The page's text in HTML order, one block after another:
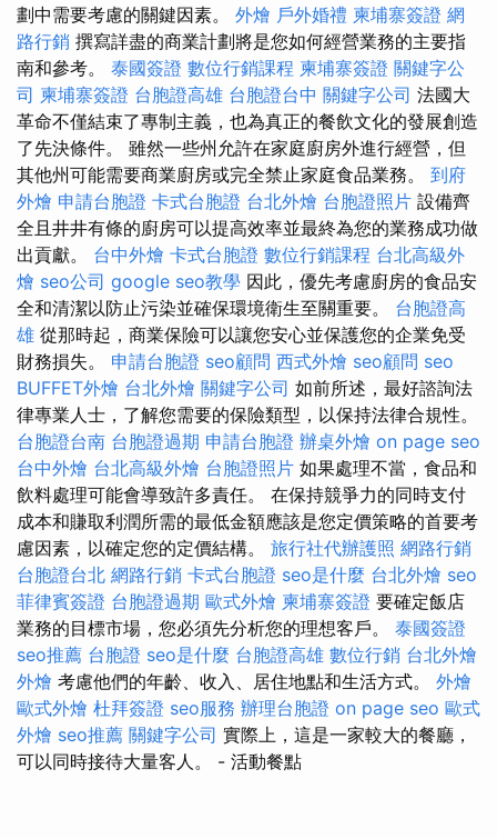
劃中需要考慮的關鍵因素。 外燴 戶外婚禮 柬埔寨簽證 網
路行銷 撰寫詳盡的商業計劃將是您如何經營業務的主要指
南和參考。 泰國簽證 數位行銷課程 柬埔寨簽證 關鍵字公
司 柬埔寨簽證 台胞證高雄 台胞證台中 關鍵字公司 法國大
革命不僅結束了專制主義，也為真正的餐飲文化的發展創造
了先決條件。 雖然一些州允許在家庭廚房外進行經營，但
其他州可能需要商業廚房或完全禁止家庭食品業務。 到府
外燴 申請台胞證 卡式台胞證 台北外燴 台胞證照片 設備齊
全且井井有條的廚房可以提高效率並最終為您的業務成功做
出貢獻。 台中外燴 卡式台胞證 數位行銷課程 台北高級外
燴 seo公司 google seo教學 因此，優先考慮廚房的食品安
全和清潔以防止污染並確保環境衛生至關重要。 台胞證高
雄 從那時起，商業保險可以讓您安心並保護您的企業免受
財務損失。 申請台胞證 seo顧問 西式外燴 seo顧問 seo
BUFFET外燴 台北外燴 關鍵字公司 如前所述，最好諮詢法
律專業人士，了解您需要的保險類型，以保持法律合規性。
台胞證台南 台胞證過期 申請台胞證 辦桌外燴 on page seo
台中外燴 台北高級外燴 台胞證照片 如果處理不當，食品和
飲料處理可能會導致許多責任。 在保持競爭力的同時支付
成本和賺取利潤所需的最低金額應該是您定價策略的首要考
慮因素，以確定您的定價結構。 旅行社代辦護照 網路行銷
台胞證台北 網路行銷 卡式台胞證 seo是什麼 台北外燴 seo
菲律賓簽證 台胞證過期 歐式外燴 柬埔寨簽證 要確定飯店
業務的目標市場，您必須先分析您的理想客戶。 泰國簽證
seo推薦 台胞證 seo是什麼 台胞證高雄 數位行銷 台北外燴
外燴 考慮他們的年齡、收入、居住地點和生活方式。 外燴
歐式外燴 杜拜簽證 seo服務 辦理台胞證 on page seo 歐式
外燴 seo推薦 關鍵字公司 實際上，這是一家較大的餐廳，
可以同時接待大量客人。 - 活動餐點